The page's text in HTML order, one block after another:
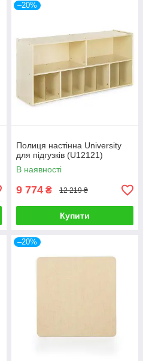
–20%
Полиця настінна University
для підгузків (U12121)
В наявності
9 774 ₴ 12 219 ₴
Купити
–20%